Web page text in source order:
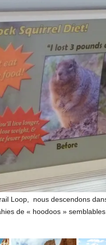
Loop, nous descendons
de « hoodoos »